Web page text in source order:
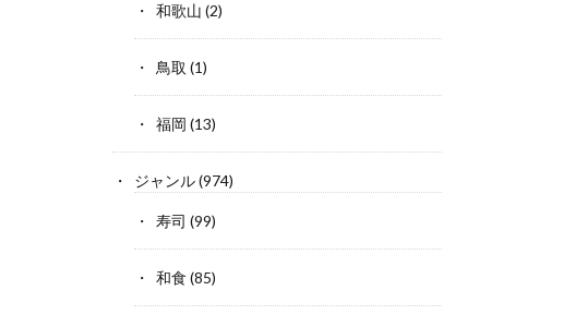
和歌山 (2)
鳥取 (1)
福岡 (13)
ジャンル(974)
寿司 (99)
和食 (85)